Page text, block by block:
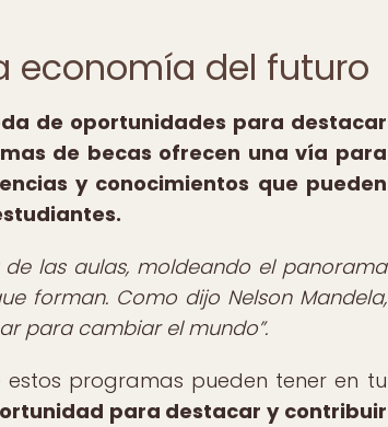
economía del futuro
de oportunidades para destacar
de becas ofrecen una vía para
y conocimientos que pueden
las aulas, moldeando el panorama
forman. Como dijo Nelson Mandela,
para cambiar el mundo .
programas pueden tener en tu
para destacar y contribuir